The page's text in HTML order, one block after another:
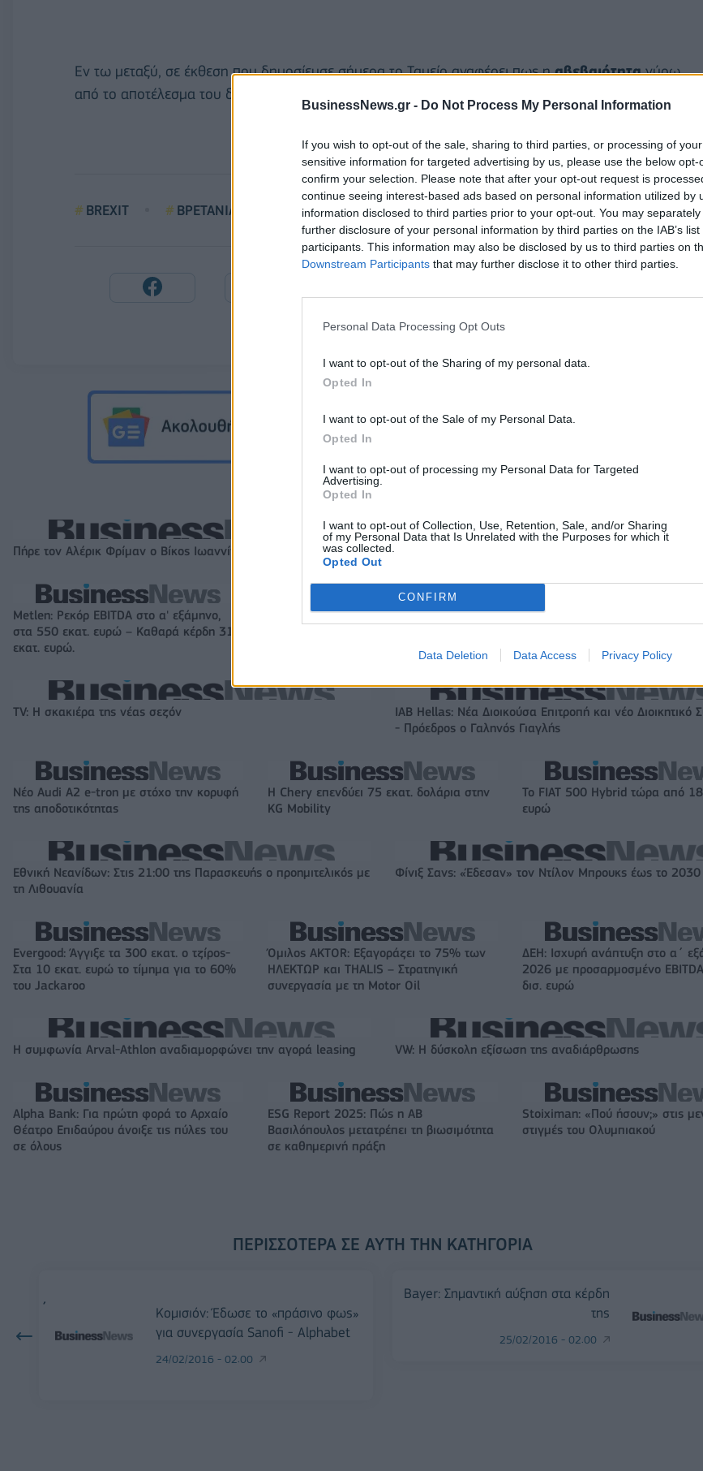
BusinessNews.gr - Do Not Process My Personal Information
If you wish to opt-out of the sale, sharing to third parties, or processing of
sensitive information for targeted advertising by us, please use the below opt-
confirm your selection. Please note that after your opt-out request is
continue seeing interest-based ads based on personal information utilized by
information disclosed to third parties prior to your opt-out. You may
further disclosure of your personal information by third parties on the IAB’s
participants. This information may also be disclosed by us to third parties on
Downstream Participants that may further disclose it to other third parties.
Personal Data Processing Opt Outs
I want to opt-out of the Sharing of my personal data.
Opted In
I want to opt-out of the Sale of my Personal Data.
Opted In
I want to opt-out of processing my Personal Data for Targeted
Advertising.
Opted In
I want to opt-out of Collection, Use, Retention, Sale, and/or Sharing
of my Personal Data that Is Unrelated with the Purposes for which it
was collected.
Opted Out
CONFIRM
Data Deletion Data Access Privacy Policy
Εν τω μεταξύ, σε έκθεση που δημοσίευσε σήμερα το Ταμείο αναφέρει πως ηαβεβαιότηταγύρω
από το αποτέλεσμα του δημοψηφίσματος επηρεάζει αρνητικά την ανάκαμψη της οικονομίας.
BREXIT ΒΡΕΤΑΝΙΑ ΚΡΙΣΤΙΝ ΛΑΓΚΑΡΝΤ
Πήρε τον Αλέρικ Φρίμαν ο Βίκος Ιωαννίνων
Metlen: Ρεκόρ EBITDA στο α' εξάμηνο,
στα 550 εκατ. ευρώ – Καθαρά κέρδη 313
εκατ. ευρώ.
HELLENiQ ENERGY: Κέρδη 393 εκατ. ευρώ
Viohalco: Αυξημένος κατά 14% ο
446 εκατ. ευρώ τα EBITDA
TV: Η σκακιέρα της νέας σεζόν
IAB Hellas: Νέα Διοικούσα Επιτροπή και νέο Διοικητικό
- Πρόεδρος ο Γαληνός Γιαγλής
Νέο Audi A2 e-tron με στόχο την κορυφή
της αποδοτικότητας
Η Chery επενδύει 75 εκατ. δολάρια στην
KG Mobility
Το FIAT 500 Hybrid τώρα από
ευρώ
Εθνική Νεανίδων: Στις 21:00 της Παρασκευής ο προημιτελικός με
τη Λιθουανία
Φίνιξ Σανς: «Έδεσαν» τον Ντίλον Μπρουκς έως το 2030
Evergood: Άγγιξε τα 300 εκατ. ο τζίρος-
Στα 10 εκατ. ευρώ το τίμημα για το 60%
του Jackaroo
Όμιλος AKTOR: Εξαγοράζει το 75% των
ΗΛΕΚΤΩΡ και THALIS – Στρατηγική
συνεργασία με τη Motor Oil
ΔΕΗ: Ισχυρή ανάπτυξη στο α΄
2026 με προσαρμοσμένο
δισ. ευρώ
Η συμφωνία Arval-Athlon αναδιαμορφώνει την αγορά leasing VW: Η δύσκολη εξίσωση της αναδιάρθρωσης
Alpha Bank: Για πρώτη φορά το Αρχαίο
Θέατρο Επιδαύρου άνοιξε τις πύλες του
σε όλους
ESG Report 2025: Πώς η ΑΒ
Βασιλόπουλος μετατρέπει τη βιωσιμότητα
σε καθημερινή πράξη
Stoiximan: «Πού ήσουν;» στις
στιγμές του Ολυμπιακού
ΠΕΡΙΣΣΌΤΕΡΑ ΣΕ ΑΥΤΉ ΤΗΝ ΚΑΤΗΓΟΡΊΑ
Κομισιόν: Έδωσε το «πράσινο φως»
για συνεργασία Sanofi - Alphabet
24/02/2016 - 02:00
Bayer: Σημαντική αύξηση στα κέρδη
της
25/02/2016 - 02:00